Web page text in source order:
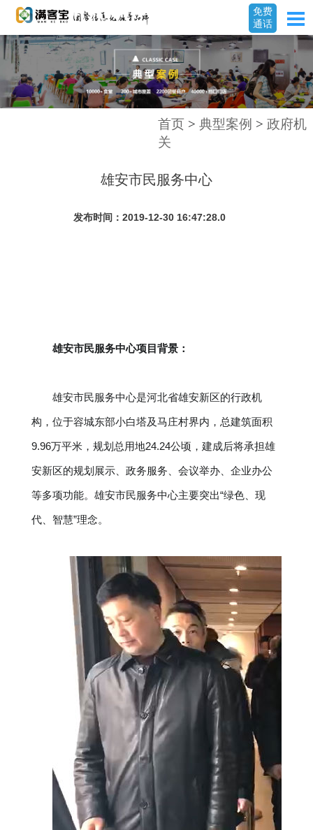
免费
通话
首页 > 典型案例 > 政府机
关
雄安市民服务中心
发布时间：2019-12-30 16:47:28.0
雄安市民服务中心项目背景：
雄安市民服务中心是河北省雄安新区的行政机
构，位于容城东部小白塔及马庄村界内，总建筑面积
9.96万平米，规划总用地24.24公顷，建成后将承担雄
安新区的规划展示、政务服务、会议举办、企业办公
等多项功能。雄安市民服务中心主要突出“绿色、现
代、智慧”理念。